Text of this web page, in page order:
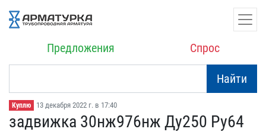
Предложения Спрос
Найти
Куплю 13 декабря 2022 г. в 17:40
задвижка 30нж976нж Ду250​ Ру64